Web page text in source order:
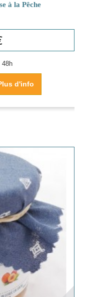
à la Pêche
48h
d'info